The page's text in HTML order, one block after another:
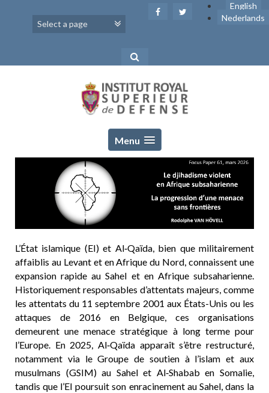
English
Nederlands
Menu
L’État islamique (EI) et Al‑Qaïda, bien que militairement
affaiblis au Levant et en Afrique du Nord, connaissent une
expansion rapide au Sahel et en Afrique subsaharienne.
Historiquement responsables d’attentats majeurs, comme
les attentats du 11 septembre 2001 aux États-Unis ou les
attaques de 2016 en Belgique, ces organisations
demeurent une menace stratégique à long terme pour
l’Europe. En 2025, Al‑Qaïda apparaît s’être restructuré,
notamment via le Groupe de soutien à l’islam et aux
musulmans (GSIM) au Sahel et Al‑Shabab en Somalie,
tandis que l’EI poursuit son enracinement au Sahel, dans la